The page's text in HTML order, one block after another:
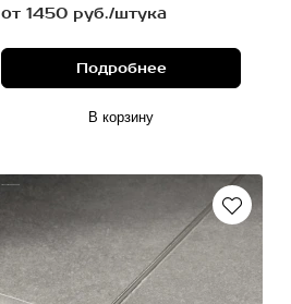
от 1450 руб./штука
Подробнее
В корзину